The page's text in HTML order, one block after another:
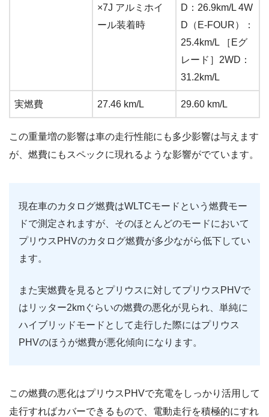
×7J アルミホイ
ール装着時
D：26.9km/L 4W
D（E-FOUR）：
25.4km/L ［Eグ
レード］2WD：
31.2km/L
実燃費 27.46 km/L 29.60 km/L
この重量増の影響は車の走行性能にも多少影響は与えます
が、燃費にもスペックに現れるような影響がでています。
現在車のカタログ燃費はWLTCモードという燃費モー
ドで測定されますが、そのほとんどのモードにおいて
プリウスPHVのカタログ燃費が多少ながら低下してい
ます。
また実燃費を見るとプリウスに対してプリウスPHVで
はリッター2kmぐらいの燃費の悪化が見られ、単純に
ハイブリッドモードとして走行した際にはプリウス
PHVのほうが燃費が悪化傾向になります。
この燃費の悪化はプリウスPHVで充電をしっかり活用して
走行すればカバーできるもので、電動走行を積極的にすれ